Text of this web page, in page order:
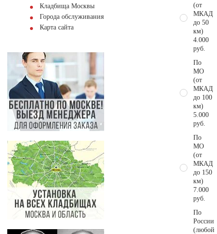
Кладбища Москвы
Города обслуживания
Карта сайта
(от
МКАД
до 50
км)
4.000
руб.
По
МО
(от
МКАД
до 100
км)
5.000
руб.
По
МО
(от
МКАД
до 150
км)
7.000
руб.
По
России
(любой